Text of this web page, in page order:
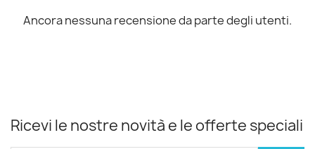
Ancora nessuna recensione da parte degli utenti.
Ricevi le nostre novità e le offerte speciali